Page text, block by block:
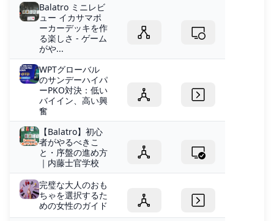
Balatro ミニレビ
ュー イカサマポ
ーカーデッキを作
る楽しさ - ゲーム
がや...
WPTグローバル
のサンデーハイパ
ーPKO対決：低い
バイイン、高い興
奮
【Balatro】初心
者がやるべきこ
と・序盤の進め方
｜内藤士官学校
完璧な大人のおも
ちゃを選択するた
めの女性のガイド